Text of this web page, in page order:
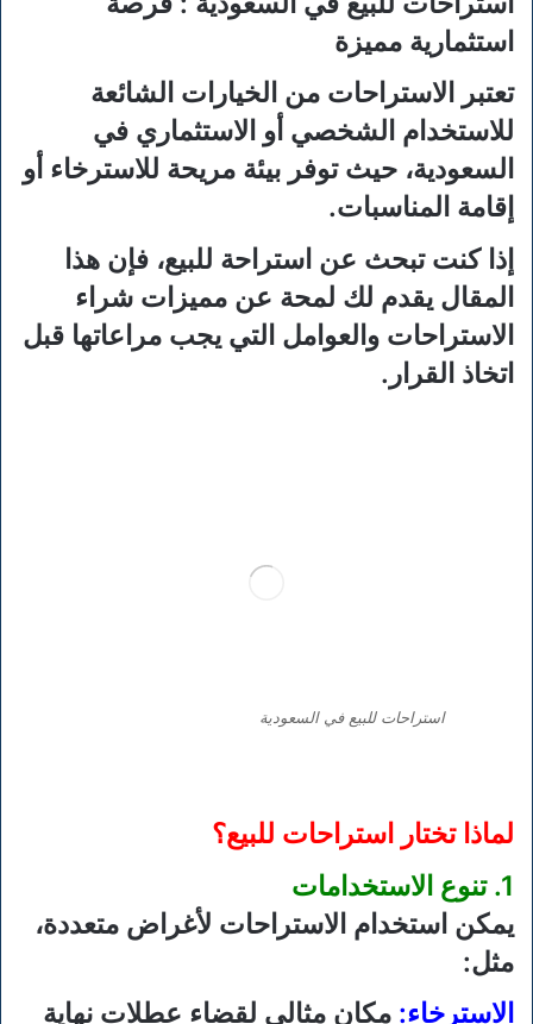
استثمارية مميزة
تعتبر الاستراحات من الخيارات الشائعة
للاستخدام الشخصي أو الاستثماري في
السعودية، حيث توفر بيئة مريحة للاسترخاء أو
إقامة المناسبات.
إذا كنت تبحث عن استراحة للبيع، فإن هذا
المقال يقدم لك لمحة عن مميزات شراء
الاستراحات والعوامل التي يجب مراعاتها قبل
اتخاذ القرار.
استراحات للبيع في السعودية
لماذا تختار استراحات للبيع؟
1. تنوع الاستخدامات
يمكن استخدام الاستراحات لأغراض متعددة،
مثل:
الاسترخاء: مكان مثالي لقضاء عطلات نهاية